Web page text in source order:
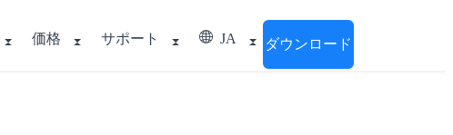
価格 サポート JA ダウンロード